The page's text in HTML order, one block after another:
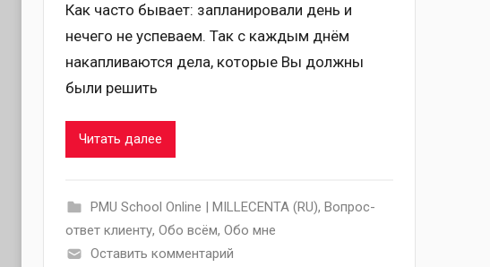
Как часто бывает: запланировали день и
нечего не успеваем. Так с каждым днём
накапливаются дела, которые Вы должны
были решить
Читать далее
PMU School Online | MILLECENTA (RU), Вопрос-
ответ клиенту, Обо всём, Обо мне
Оставить комментарий